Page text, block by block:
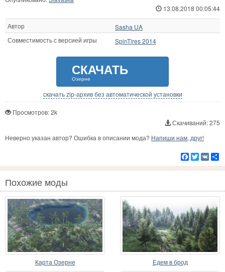
13.08.2018 00:05:44
Автор
Sasha UA
Совместимость с версией игры
SpinTires 2014
СКАЧАТЬ
Озерне
скачать zip-архив без автоматической установки
Просмотров: 2k
Скачиваний: 275
Неверно указан автор? Ошибка в описании мода? Напиши нам, друг!
Facebook
Twitter
VK
Похожие моды
Карта Озерне Едем в брод